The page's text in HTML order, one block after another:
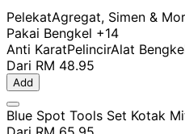
PelekatAgregat, Simen &
Pakai Bengkel +14
Anti KaratPelincirAlat
Dari RM 48.95
Add
Blue Spot Tools Set Kotak